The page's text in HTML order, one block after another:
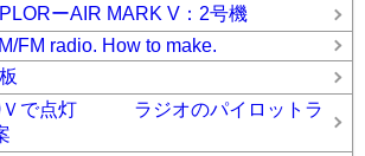
ーAIR MARK V：2号機
FM radio. How to make.
Ｖで点灯 ラジオのパイロットラ